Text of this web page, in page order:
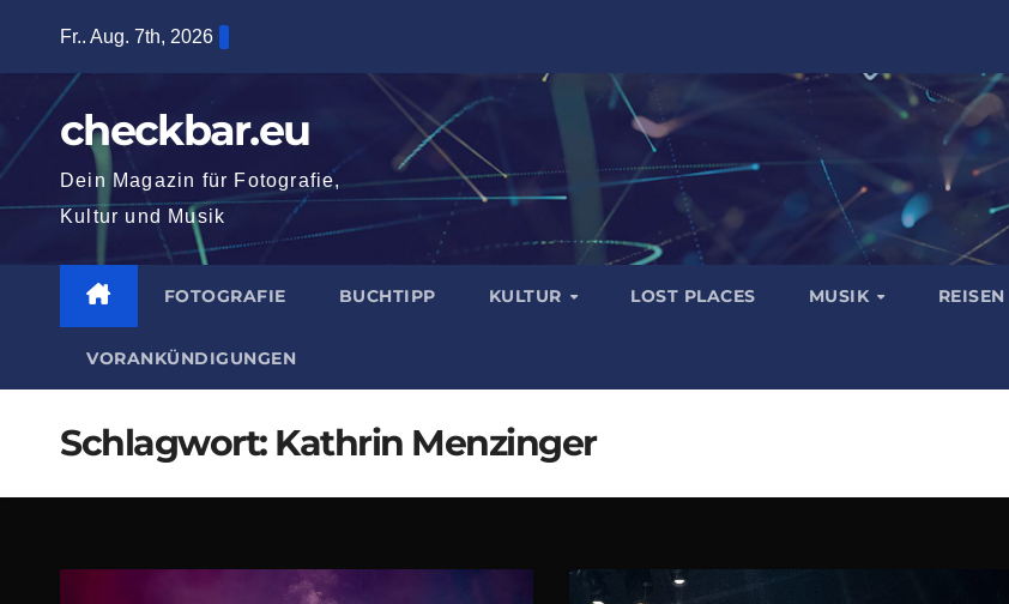
springen
Fr.. Aug. 7th, 2026
checkbar.eu
Dein Magazin für Fotografie,
Kultur und Musik
FOTOGRAFIE BUCHTIPP KULTUR LOST PLACES MUSIK REISEN
VORANKÜNDIGUNGEN
Schlagwort: Kathrin Menzinger